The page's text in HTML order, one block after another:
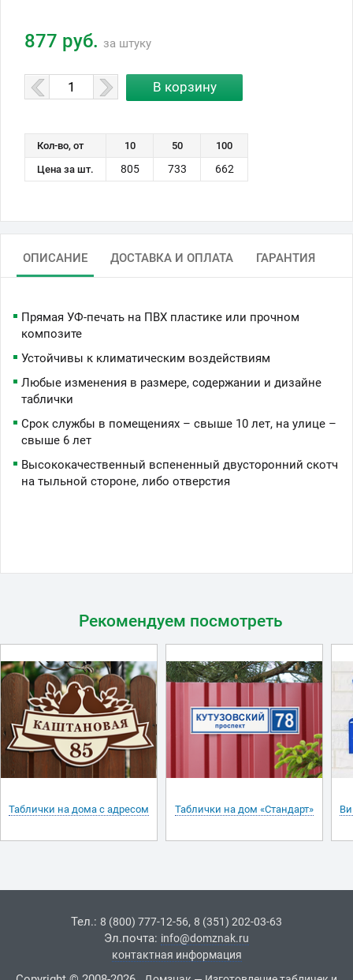
877 руб. за штуку
Кол-во, от 10 50
100
Цена за шт.
805 733 662
ОПИСАНИЕ ДОСТАВКА И ОПЛАТА ГАРАНТИЯ
Прямая УФ-печать на ПВХ пластике или прочном
композите
Устойчивы к климатическим воздействиям
Любые изменения в размере, содержании и дизайне
таблички
Срок службы в помещениях – свыше 10 лет, на улице –
свыше 6 лет
Высококачественный вспененный двусторонний скотч
на тыльной стороне, либо отверстия
Рекомендуем посмотреть
Таблички на дома с адресом Таблички на дом «Стандарт»
Тел.: 8 (800) 777-12-56, 8 (351) 202-03-63
Эл.почта: info@domznak.ru
контактная информация